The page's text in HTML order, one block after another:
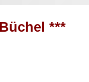
***